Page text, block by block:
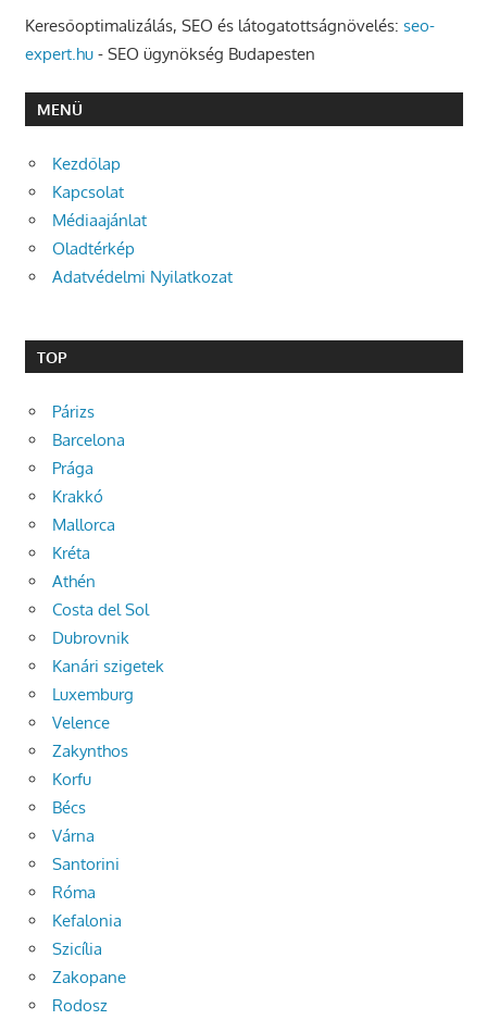
Keresőoptimalizálás, SEO és látogatottságnövelés: seo-
expert.hu- SEO ügynökség Budapesten
MENÜ
Kezdőlap
Kapcsolat
Médiaajánlat
Oladtérkép
Adatvédelmi Nyilatkozat
TOP
Párizs
Barcelona
Prága
Krakkó
Mallorca
Kréta
Athén
Costa del Sol
Dubrovnik
Kanári szigetek
Luxemburg
Velence
Zakynthos
Korfu
Bécs
Várna
Santorini
Róma
Kefalonia
Szicília
Zakopane
Rodosz